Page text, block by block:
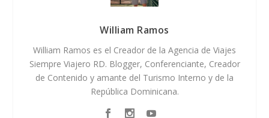
William Ramos
William Ramos es el Creador de la Agencia de Viajes
Siempre Viajero RD. Blogger, Conferenciante, Creador
de Contenido y amante del Turismo Interno y de la
República Dominicana.